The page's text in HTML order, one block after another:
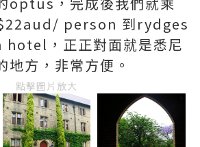
person 到rydges
，正正對面就是悉尼
地方，非常方便。
點擊圖片放大